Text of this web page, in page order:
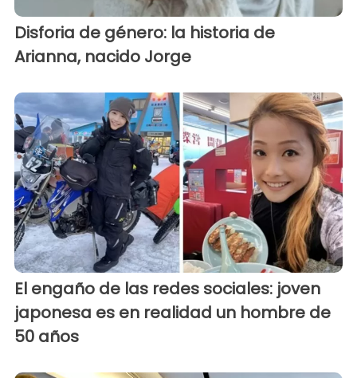
Disforia de género: la historia de
Arianna, nacido Jorge
El engaño de las redes sociales: joven
japonesa es en realidad un hombre de
50 años